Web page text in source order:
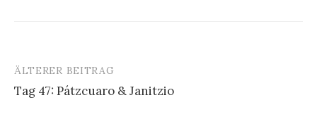
Beitrags-
Navigation
ÄLTERER BEITRAG
Tag 47: Pátzcuaro & Janitzio